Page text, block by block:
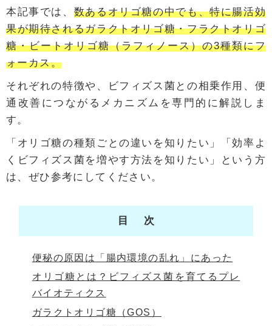
本記事では、 数あるオリゴ糖の中でも、特に腸活効
果が期待されるガラクトオリゴ糖・フラクトオリゴ
糖・ビートオリゴ糖（ラフィノース）の3種類にフ
ォーカス。
それぞれの特徴や、ビフィズス菌との相乗作用、便
通改善につながるメカニズムを専門的に解説しま
す。
「オリゴ糖の種類ごとの違いを知りたい」「効率よ
くビフィズス菌を増やす方法を知りたい」という方
は、ぜひ参考にしてください。
目次
便秘の原因は「腸内環境の乱れ」にあった
オリゴ糖とは？ビフィズス菌を育てるプレ
バイオティクス
ガラクトオリゴ糖（GOS）